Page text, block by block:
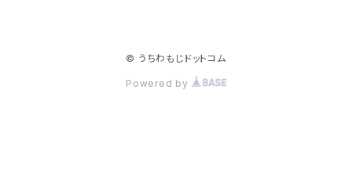
TOMORROW X TOGETHER
© うちわもじドットコム
Powered by